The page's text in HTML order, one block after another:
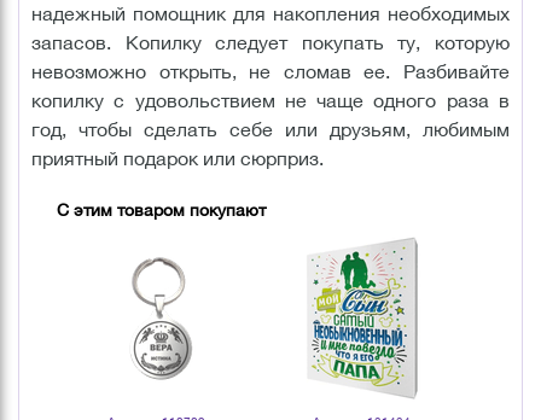
надежный помощник для накопления необходимых
запасов. Копилку следует покупать ту, которую
невозможно открыть, не сломав ее. Разбивайте
копилку с удовольствием не чаще одного раза в
год, чтобы сделать себе или друзьям, любимым
приятный подарок или сюрприз.
С этим товаром покупают